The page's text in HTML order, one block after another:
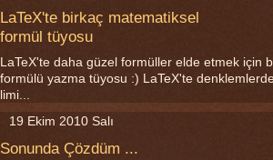
LaTeX'te birkaç matematiksel
formül tüyosu
LaTeX'te daha güzel formüller elde etmek için
formülü yazma tüyosu :) LaTeX'te
limi...
19 Ekim 2010 Salı
Sonunda Çözdüm ...